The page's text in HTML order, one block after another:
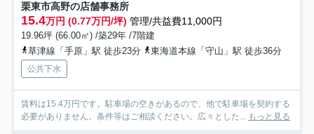
栗東市高野の店舗事務所
15.4万円 (0.77万円/坪) 管理/共益費11,000円
19.96坪 (66.00㎡) /築29年 /7階建
草津線「手原」駅 徒歩23分
東海道本線「守山」駅 徒歩36分
公共下水
賃料は15.4万円です。駐車場の空きがあるので、他で駐車場を契約する
必要がありません。条件等はご相談ください。広々とした... もっと見る